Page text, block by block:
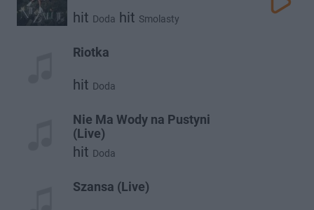
hit Doda hit Smolasty
Riotka
hit Doda
Nie Ma Wody na Pustyni
(Live)
hit Doda
Szansa (Live)